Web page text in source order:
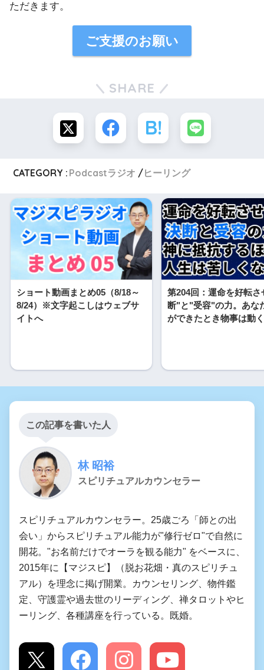
ただきます。
ご支援のお願い
SHARE
CATEGORY : Podcastラジオ ヒーリング
ショート動画まとめ05（8/18～
8/24）※文字起こしはウェブサ
イトへ
第204回：運命を好転
断"と"受容"の力。あな
ができたとき物事は動
この記事を書いた人
林 昭裕
スピリチュアルカウンセラー
スピリチュアルカウンセラー。25歳ごろ「師との出
会い」からスピリチュアル能力が"修行ゼロ"で自然に
開花。"お名前だけでオーラを観る能力" をベースに、
2015年に【マジスピ】（脱お花畑・真のスピリチュ
アル）を理念に掲げ開業。カウンセリング、物件鑑
定、守護霊や過去世のリーディング、禅タロットやヒ
ーリング、各種講座を行っている。既婚。